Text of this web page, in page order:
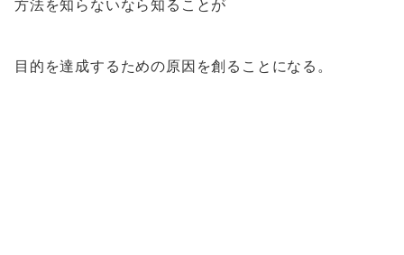
方法を知らないなら知ることが
目的を達成するための原因を創ることになる。